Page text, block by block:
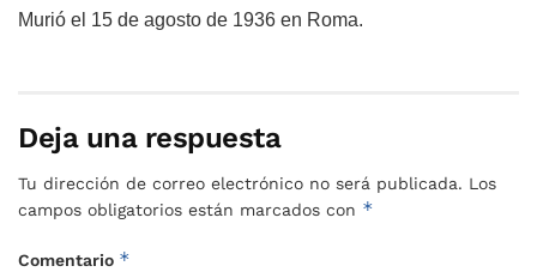
Murió el 15 de agosto de 1936 en Roma.
Deja una respuesta
Tu dirección de correo electrónico no será publicada. Los
campos obligatorios están marcados con *
Comentario *